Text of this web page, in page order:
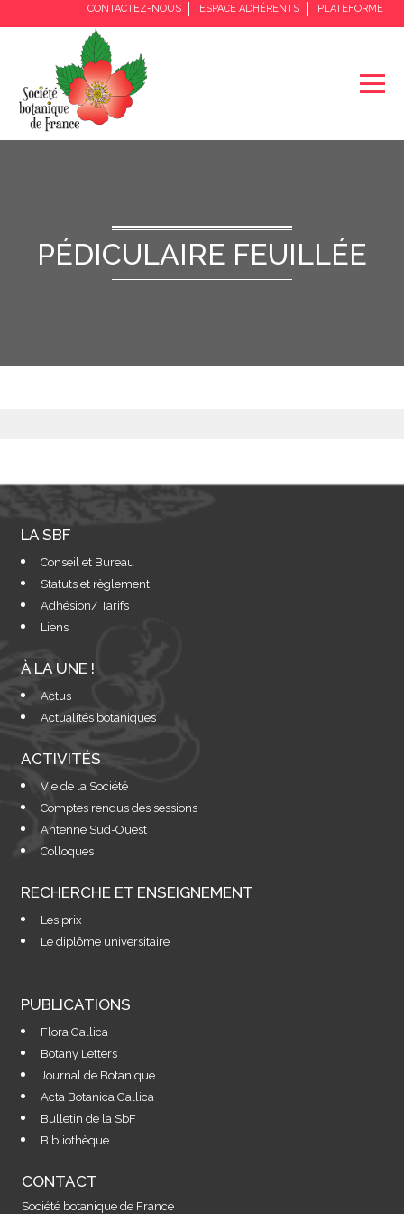
CONTACTEZ-NOUS ESPACE ADHÉRENTS PLATEFORME
PÉDICULAIRE FEUILLÉE
LA SBF
Conseil et Bureau
Statuts et règlement
Adhésion/ Tarifs
Liens
À LA UNE !
Actus
Actualités botaniques
ACTIVITÉS
Vie de la Société
Comptes rendus des sessions
Antenne Sud-Ouest
Colloques
RECHERCHE ET ENSEIGNEMENT
Les prix
Le diplôme universitaire
PUBLICATIONS
Flora Gallica
Botany Letters
Journal de Botanique
Acta Botanica Gallica
Bulletin de la SbF
Bibliothèque
CONTACT
Société botanique de France